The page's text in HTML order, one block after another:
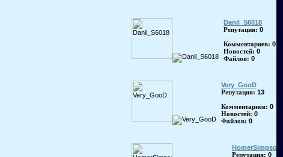
Danil_S6018
Репутация: 0
Комментариев: 0
Новостей: 0
Файлов: 0
Very_GooD
Репутация: 13
Комментариев: 0
Новостей: 0
Файлов: 0
HomerSimpson
Репутация: 0